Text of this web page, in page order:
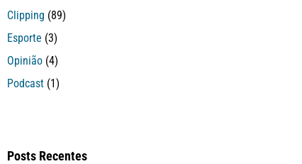
Clipping (89)
Esporte (3)
Opinião (4)
Podcast (1)
Posts Recentes